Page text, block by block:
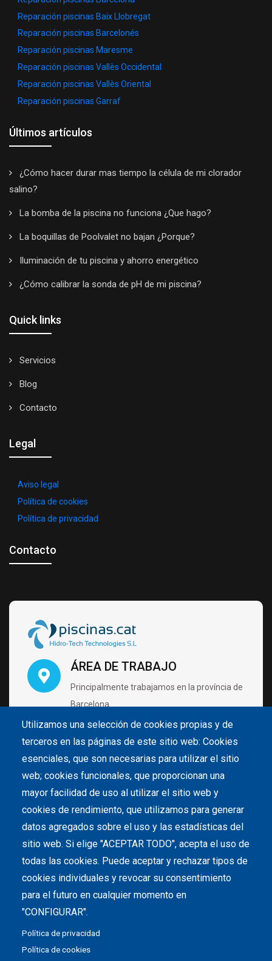
Reparación piscinas Baix Llobregat
Reparación piscinas Barcelonés
Reparación piscinas Maresme
Reparación piscinas Vallès Occidental
Reparación piscinas Vallès Oriental
Reparación piscinas Garraf
Últimos artículos
¿Cómo hacer durar mas tiempo la célula de mi clorador
salino?
La bomba de la piscina no funciona ¿Que hago?
La boquillas de Poolvalet no bajan ¿Porque?
Iluminación de tu piscina y ahorro energético
¿Cómo calibrar la sonda de pH de mi piscina?
Quick links
Servicios
Blog
Contacto
Legal
Aviso legal
Política de cookies
Política de privacidad
Contacto
ÁREA DE TRABAJO
Principalmente trabajamos en la província de
Barcelona
VISÍTANOS CON CITA PRÉVIA
Carrer de Pintor Velázquez 4 B2 Nave 28
08213 Polinyà (Barcelona)
LLÁMANOS
ESCRÍBENOS
hola@piscinas.cat
Utilizamos una selección de cookies propias y de
terceros en las páginas de este sitio web: Cookies
esenciales, que son necesarias para utilizar el sitio
web; cookies funcionales, que proporcionan una
mayor facilidad de uso al utilizar el sitio web y
cookies de rendimiento, que utilizamos para generar
datos agregados sobre el uso y las estadísticas del
sitio web. Si elige "ACEPTAR TODO", acepta el uso de
todas las cookies. Puede aceptar y rechazar tipos de
cookies individuales y revocar su consentimiento
para el futuro en cualquier momento en
"CONFIGURAR".
Política de privacidad
Política de cookies